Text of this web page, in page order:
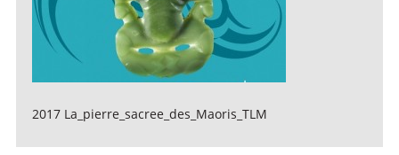
2017 La_pierre_sacree_des_Maoris_TLM